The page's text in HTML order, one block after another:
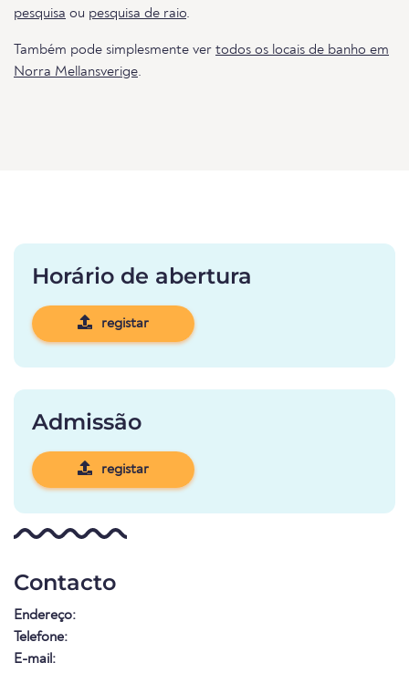
pesquisa ou pesquisa de raio.
Também pode simplesmente ver todos os locais de banho em
Norra Mellansverige.
Horário de abertura
registar
Admissão
registar
Contacto
Endereço:
Telefone:
E-mail: